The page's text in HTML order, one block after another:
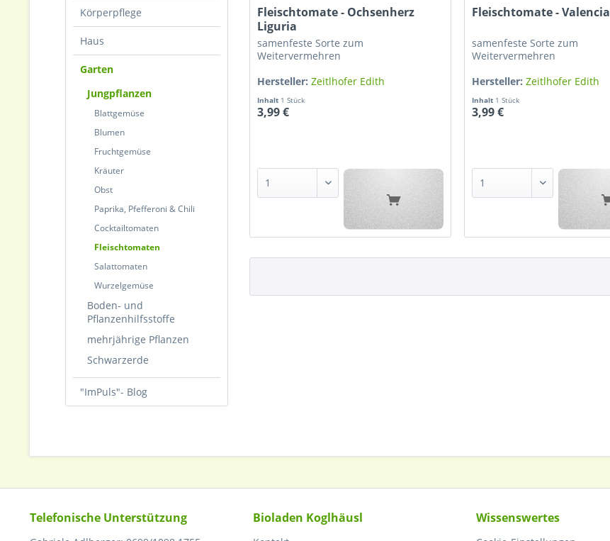
Körperpflege
Haus
Garten
Jungpflanzen
Blattgemüse
Blumen
Fruchtgemüse
Kräuter
Obst
Paprika, Pfefferoni & Chili
Cocktailtomaten
Fleischtomaten
Salattomaten
Wurzelgemüse
Boden- und
Pflanzenhilfsstoffe
mehrjährige Pflanzen
Schwarzerde
"ImPuls"- Blog
Fleischtomate - Ochsenherz
Liguria
samenfeste Sorte zum
Weitervermehren
Hersteller: Zeitlhofer Edith
Inhalt 1 Stück
3,99 €
Fleischtomate - Valencia
samenfeste Sorte zum
Weitervermehren
Hersteller: Zeitlhofer Edith
Inhalt 1 Stück
3,99 €
Telefonische Unterstützung Bioladen Koglhäusl Wissenswertes